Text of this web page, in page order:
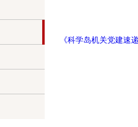
《科学岛机关党建速